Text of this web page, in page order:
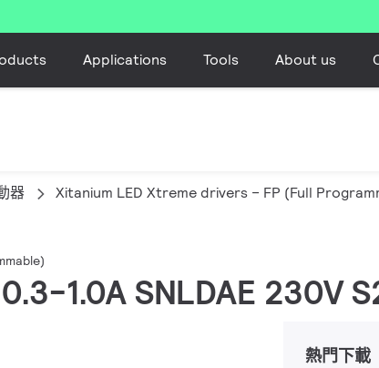
Applications Tools About us
器 Xitanium LED Xtreme drivers – FP (Full
1.0A SNLDAE 230V
熱門下載